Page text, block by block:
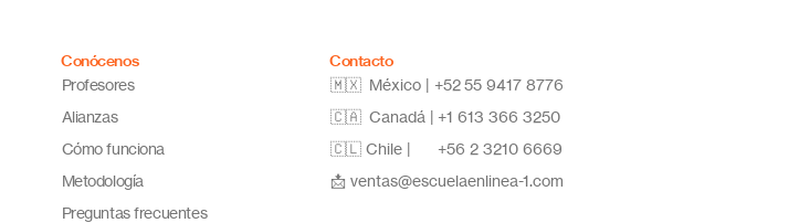
Conócenos
Profesores
Alianzas
Cómo funciona
Metodología
Preguntas frecuentes
Contacto
🇲🇽 México | +5255 9417 8776
🇨🇦 Canadá | +1 613 366 3250
🇨🇱 Chile | +56 2 3210 6669
📩 ventas@escuelaenlinea-1.com